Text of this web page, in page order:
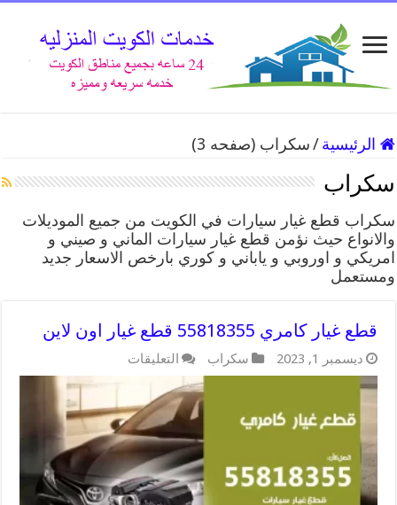
الرئيسية /سكراب (صفحه 3)
سكراب
سكراب قطع غيار سيارات في الكويت من جميع الموديلات
والانواع حيث نؤمن قطع غيار سيارات الماني و صيني و
امريكي و اوروبي و ياباني و كوري بارخص الاسعار جديد
ومستعمل
قطع غيار كامري 55818355 قطع غيار اون لاين
ديسمبر 1, 2023 سكراب التعليقات
كامري
55818355
قطع
غيار
اون
لاين
مغلقة